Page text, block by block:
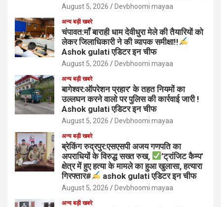
August 5, 2026 Devbhoomi mayaa
अन्य बड़ी खबरे
चंपावत:माँ बाराही धाम देवीधुरा मेले की तैयारियों को
लेकर जिलाधिकारी ने की व्यापक समीक्षा!!
Ashok gulati एडिटर इन चीफ
August 5, 2026 Devbhoomi mayaa
अन्य बड़ी खबरे
बागेश्वर:ऑपरेशन प्रहार’ के तहत नियमों का
उल्लघन करने वालो पर पुलिस की कार्रवाई जारी !
Ashok gulati एडिटर इन चीफ
August 5, 2026 Devbhoomi mayaa
अन्य बड़ी खबरे
ब्रेकिंग रुद्रपुर:एसएसपी अजय गणपति का
अपराधियों के विरुद्ध सख्त रुख,
’ट्रांजिट कैम्प’
क्षेत्र में हुए हत्या के मामले का हुआ खुलासा, हत्यारा
गिरफ्तार#
ashok gulati एडिटर इन चीफ
August 5, 2026 Devbhoomi mayaa
अन्य बड़ी खबरे